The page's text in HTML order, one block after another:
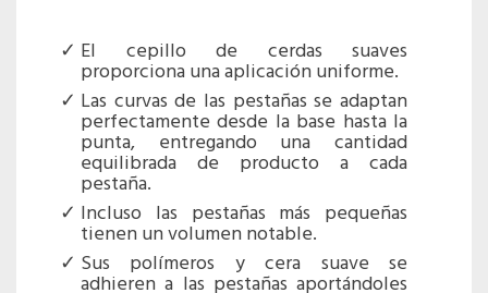
El cepillo de cerdas suaves
proporciona una aplicación uniforme.
Las curvas de las pestañas se adaptan
perfectamente desde la base hasta la
punta, entregando una cantidad
equilibrada de producto a cada
pestaña.
Incluso las pestañas más pequeñas
tienen un volumen notable.
Sus polímeros y cera suave se
adhieren a las pestañas aportándoles